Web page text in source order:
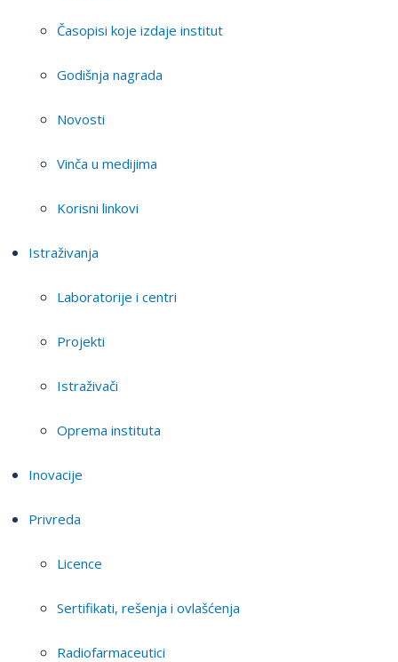
Časopisi koje izdaje institut
Godišnja nagrada
Novosti
Vinča u medijima
Korisni linkovi
Istraživanja
Laboratorije i centri
Projekti
Istraživači
Oprema instituta
Inovacije
Privreda
Licence
Sertifikati, rešenja i ovlašćenja
Radiofarmaceutici